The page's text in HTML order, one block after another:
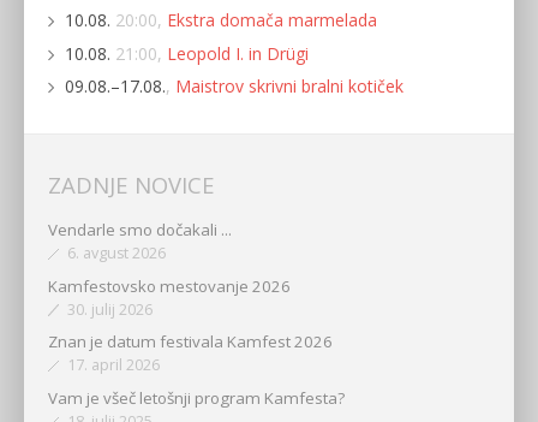
10.08. 20:00, Ekstra domača marmelada
10.08. 21:00, Leopold I. in Drügi
09.08.–17.08., Maistrov skrivni bralni kotiček
ZADNJE NOVICE
Vendarle smo dočakali ...
6. avgust 2026
Kamfestovsko mestovanje 2026
30. julij 2026
Znan je datum festivala Kamfest 2026
17. april 2026
Vam je všeč letošnji program Kamfesta?